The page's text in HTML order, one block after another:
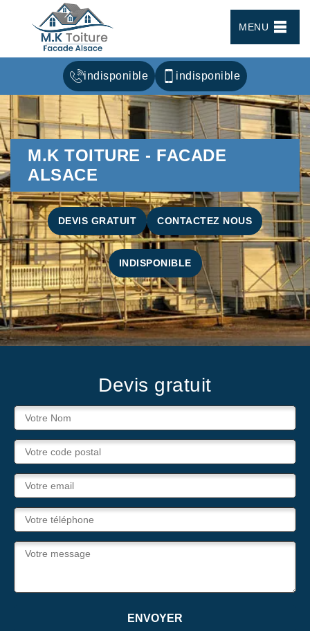
MENU
indisponible indisponible
M.K TOITURE - FACADE
ALSACE
DEVIS GRATUIT CONTACTEZ NOUS
INDISPONIBLE
Devis gratuit